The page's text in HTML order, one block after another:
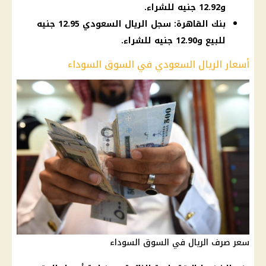
و12.92 جنيه للشراء.
بنك القاهرة: سجل الريال السعودي 12.95 جنيه
للبيع و12.90 جنيه للشراء.
أسعار الريال السعودي في السوق السوداء
سعر صرف الريال في السوق السوداء